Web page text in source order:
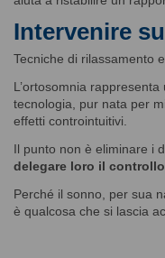
Intervenire
Tecniche di rilassamento
L’ortosomnia
tecnologia, pur nata per
effetti controintuitivi.
Il punto non è eliminare i
delegare loro il
Perché il sonno, per sua
è qualcosa che si lascia